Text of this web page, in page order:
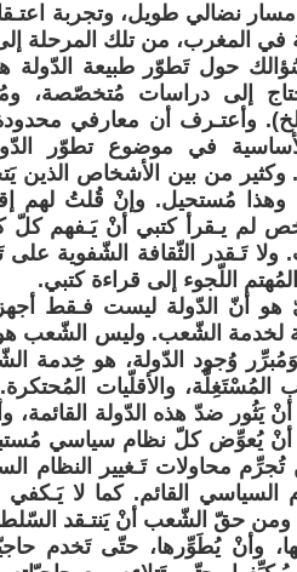
نضالي طويل، وتجربة
في المغرب، من تلك المرحلة
حول تَطوّر طبيعة الدّولة
إلى دراسات مُتخصّصة،
وأعتـرف أن معارفي
في موضوع تطوّر
وكثير من بين الأشخاص
مُستحيل. وإنْ قُلتُ لهم
لم يـقرأ كتبي أنْ يَـفهم كلّ
ولا تَـقدر الثّقافة الشّفوية
اللّجوء إلى قراءة كتبي.
هو أنّ الدّولة ليست فـقط
لخدمة الشّعب. وليس الشّعب
وُجود الدّولة، هو خِدمة
المُسْتَغِلَّة، والأقلّيات
يَثُور ضدّ هذه الدّولة القائمة،
يُعوِّض كلّ نظام سياسي مُستبد
تُجرِّم محاولات تَـغيير
السياسي القائم. كما لا
ومن حقّ الشّعب أنْ يَنتـقد
وأنْ يُطَوِّرها، حتّى تَخدم